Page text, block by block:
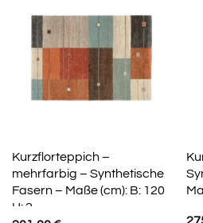
Kurzflorteppich –
mehrfarbig – Synthetische
Fasern – Maße (cm): B: 120
H: 2